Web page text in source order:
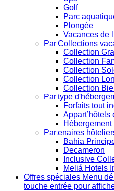
Golf
Parc
Plongée
Vacances de
Par Collections
Collection
Collection
Collection
Collection
Collection
Par type
Forfaits tout
Appart’hôtels
Hébergement
Partenaires
Bahia
Decameron
Inclusive
Meliá Hotels
Offres spéciales Menu
touche entrée pour